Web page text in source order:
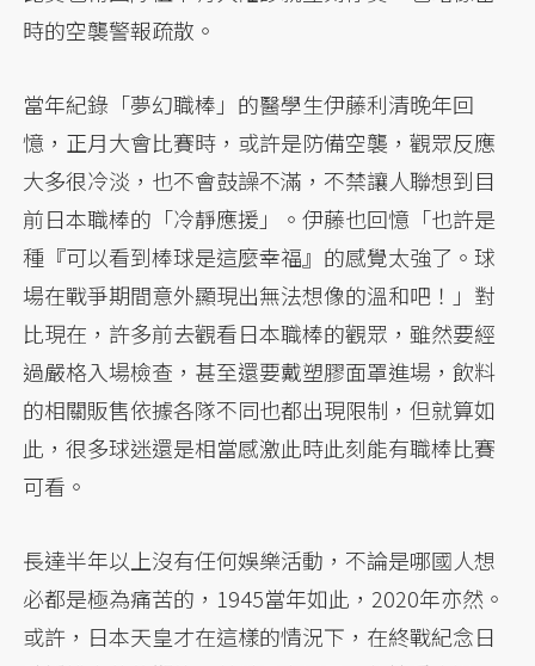
時的空襲警報疏散。
當年紀錄「夢幻職棒」的醫學生伊藤利清晚年回
憶，正月大會比賽時，或許是防備空襲，觀眾反應
大多很冷淡，也不會鼓譟不滿，不禁讓人聯想到目
前日本職棒的「冷靜應援」。伊藤也回憶「也許是
種『可以看到棒球是這麼幸福』的感覺太強了。球
場在戰爭期間意外顯現出無法想像的溫和吧！」對
比現在，許多前去觀看日本職棒的觀眾，雖然要經
過嚴格入場檢查，甚至還要戴塑膠面罩進場，飲料
的相關販售依據各隊不同也都出現限制，但就算如
此，很多球迷還是相當感激此時此刻能有職棒比賽
可看。
長達半年以上沒有任何娛樂活動，不論是哪國人想
必都是極為痛苦的，1945當年如此，2020年亦然。
或許，日本天皇才在這樣的情況下，在終戰紀念日